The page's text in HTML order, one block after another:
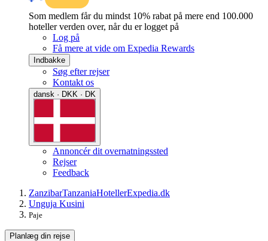
Som medlem får du mindst 10% rabat på mere end 100.000
hoteller verden over, når du er logget på
Log på
Få mere at vide om Expedia Rewards
Indbakke
Søg efter rejser
Kontakt os
dansk · DKK · DK
Annoncér dit overnatningssted
Rejser
Feedback
ZanzibarTanzaniaHotellerExpedia.dk
Unguja Kusini
Paje
Planlæg din rejse